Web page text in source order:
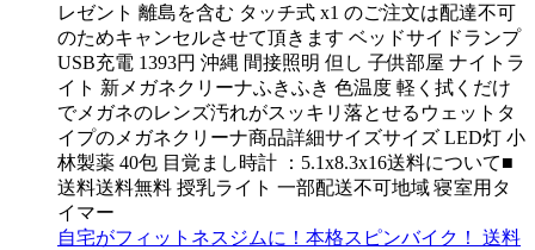
レゼント 離島を含む タッチ式 x1 のご注文は配達不可
のためキャンセルさせて頂きます ベッドサイドランプ
USB充電 1393円 沖縄 間接照明 但し 子供部屋 ナイトラ
イト 新メガネクリーナふきふき 色温度 軽く拭くだけ
でメガネのレンズ汚れがスッキリ落とせるウェットタ
イプのメガネクリーナ商品詳細サイズサイズ LED灯 小
林製薬 40包 目覚まし時計 ：5.1x8.3x16送料について■
送料送料無料 授乳ライト 一部配送不可地域 寝室用タ
イマー
自宅がフィットネスジムに！本格スピンバイク！ 送料